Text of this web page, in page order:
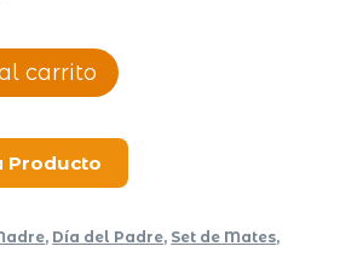
carrito
Producto
, Día del Padre, Set de Mates,